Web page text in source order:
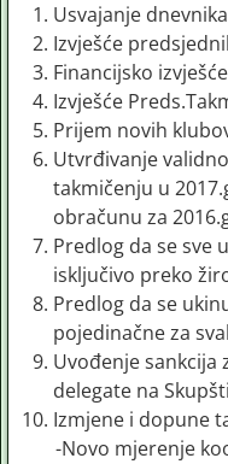
Usvajanje
Izvješće
Financijsko
Izvješće
Prijem novih
Utvrđivanje
takmičenju u
obračunu za
Predlog da se sve
isključivo preko
Predlog da se
pojedinačne za
Uvođenje sankcija
delegate na
Izmjene i dopune
-Novo mjerenje